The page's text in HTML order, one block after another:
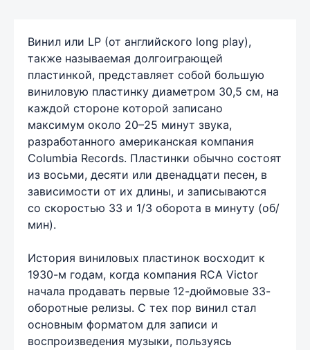
Винил или LP (от английского long play),
также называемая долгоиграющей
пластинкой, представляет собой большую
виниловую пластинку диаметром 30,5 см, на
каждой стороне которой записано
максимум около 20–25 минут звука,
разработанного американская компания
Columbia Records. Пластинки обычно состоят
из восьми, десяти или двенадцати песен, в
зависимости от их длины, и записываются
со скоростью 33 и 1/3 оборота в минуту (об/
мин).
История виниловых пластинок восходит к
1930-м годам, когда компания RCA Victor
начала продавать первые 12-дюймовые 33-
оборотные релизы. С тех пор винил стал
основным форматом для записи и
воспроизведения музыки, пользуясь